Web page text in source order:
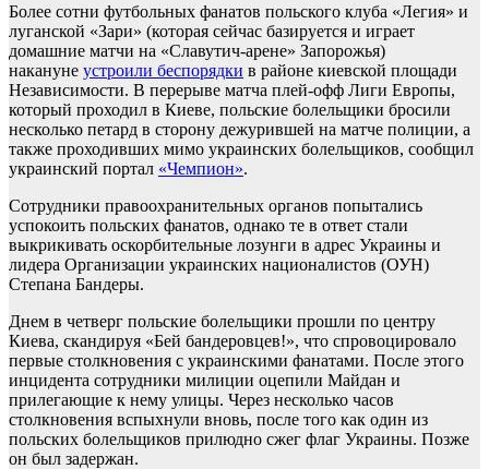
Более сотни футбольных фанатов польского клуба «Легия» и
луганской «Зари» (которая сейчас базируется и играет
домашние матчи на «Славутич-арене» Запорожья)
накануне устроили беспорядки в районе киевской площади
Независимости. В перерыве матча плей-офф Лиги Европы,
который проходил в Киеве, польские болельщики бросили
несколько петард в сторону дежурившей на матче полиции, а
также проходивших мимо украинских болельщиков, сообщил
украинский портал «Чемпион».
Сотрудники правоохранительных органов попытались
успокоить польских фанатов, однако те в ответ стали
выкрикивать оскорбительные лозунги в адрес Украины и
лидера Организации украинских националистов (ОУН)
Степана Бандеры.
Днем в четверг польские болельщики прошли по центру
Киева, скандируя «Бей бандеровцев!», что спровоцировало
первые столкновения с украинскими фанатами. После этого
инцидента сотрудники милиции оцепили Майдан и
прилегающие к нему улицы. Через несколько часов
столкновения вспыхнули вновь, после того как один из
польских болельщиков прилюдно сжег флаг Украины. Позже
он был задержан.